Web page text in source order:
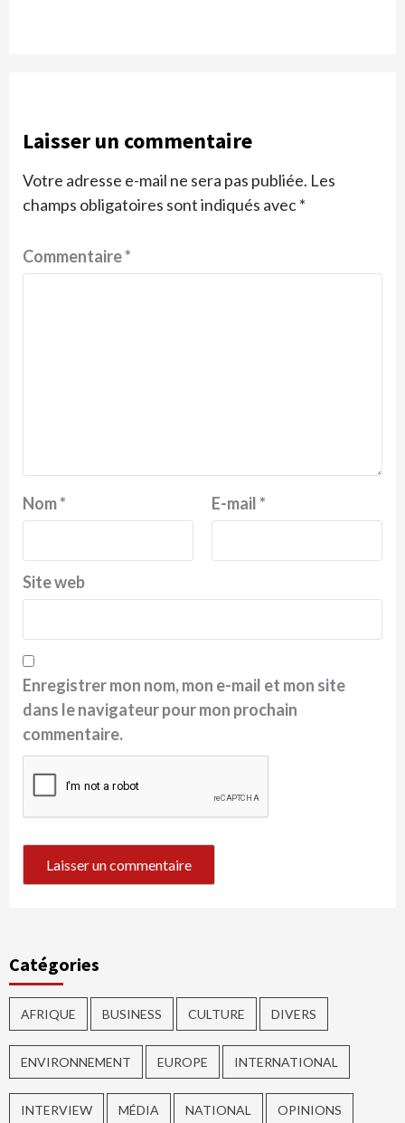
Laisser un commentaire
Votre adresse e-mail ne sera pas publiée. Les
champs obligatoires sont indiqués avec*
Commentaire*
Nom* E-mail*
Site web
Enregistrer mon nom, mon e-mail et mon site
dans le navigateur pour mon prochain
commentaire.
Catégories
AFRIQUE BUSINESS CULTURE DIVERS
ENVIRONNEMENT EUROPE INTERNATIONAL
INTERVIEW MÉDIA NATIONAL OPINIONS